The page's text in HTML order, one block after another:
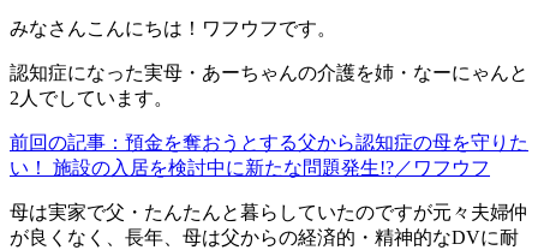
みなさんこんにちは！ワフウフです。
認知症になった実母・あーちゃんの介護を姉・なーにゃんと
2人でしています。
前回の記事：預金を奪おうとする父から認知症の母を守りた
い！ 施設の入居を検討中に新たな問題発生!?／ワフウフ
母は実家で父・たんたんと暮らしていたのですが元々夫婦仲
が良くなく、 長年、 母は父からの経済的・精神的なDVに耐